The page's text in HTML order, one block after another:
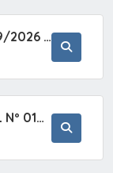
PREGÃO ELETRÔNICO Nº 019/2026 - CONTRATAÇÃO DE EMPRESA ESPECIALIZADA PARA A PRESTAÇÃO DE SERVIÇOS VETERINÁRIOS CLÍNICOS E CIRÚRGICOS, COM FOCO EM AÇÕES DE SAÚDE PÚBLICA, BEM-ESTAR ANIMAL E CONTROLE POPULACIONAL ÉTICO DE CÃES E GATOS, EM ATENDIMENTO À
CONCORRÊNCIA PRESENCIAL Nº 018/2026 - PAVIMENTAÇÃO ASFÁLTICA NO BAIRRO VOTUPOCA ? ESTRADA DA RAPOSA, NO MUNICÍPIO DE SETE BARRAS/SP